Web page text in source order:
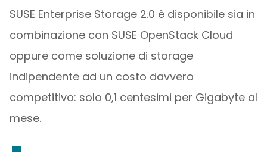
SUSE Enterprise Storage 2.0 è disponibile sia in
combinazione con SUSE OpenStack Cloud
oppure come soluzione di storage
indipendente ad un costo davvero
competitivo: solo 0,1 centesimi per Gigabyte al
mese.